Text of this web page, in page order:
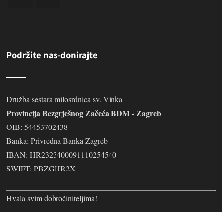
Podržite nas-donirajte
Družba sestara milosrdnica sv. Vinka
Provincija Bezgrješnog Začeća BDM - Zagreb
OIB: 54453702438
Banka: Privredna Banka Zagreb
IBAN: HR2323400091110254540
SWIFT: PBZGHR2X
Hvala svim dobročiniteljima!